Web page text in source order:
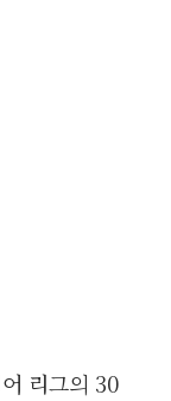
리그의 30